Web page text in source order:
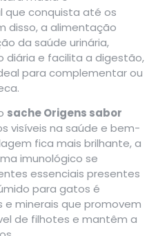
que conquista até os
disso, a alimentação
da saúde urinária,
diária e facilita a digestão,
para complementar ou
sache Origens sabor
visíveis na saúde e bem-
fica mais brilhante, a
imunológico se
essenciais presentes
para gatos é
minerais que promovem
de filhotes e mantêm a